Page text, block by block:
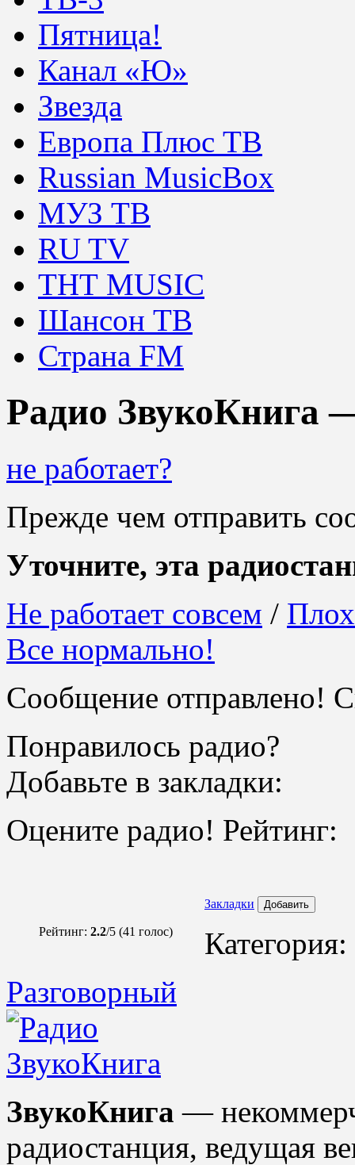
Пятница!
Канал «Ю»
Звезда
Европа Плюс ТВ
Russian MusicBox
МУЗ ТВ
RU TV
ТНТ MUSIC
Шансон ТВ
Страна FM
Радио ЗвукоКнига
не работает?
Прежде чем отправить
Уточните, эта
Не работает совсем /
Все нормально!
Сообщение отправлено!
Понравилось радио?
Добавьте в закладки:
Оцените радио! Рейтинг:
Рейтинг: 2.2/5 (41 голос)
Закладки Добавить
Категория:
Разговорный
ЗвукоКнига —
радиостанция, ведущая